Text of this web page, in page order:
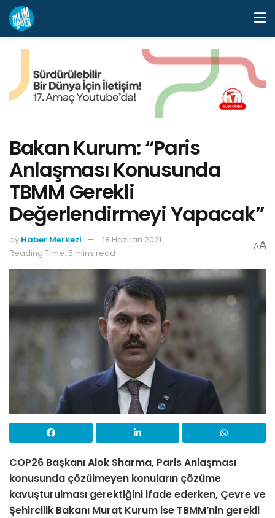
Bakan Kurum: “Paris
Anlaşması Konusunda
TBMM Gerekli
Değerlendirmeyi Yapacak”
by Haber Merkezi
18 Haziran 2021
Reading Time: 5 mins read
AA
COP26 Başkanı Alok Sharma, Paris Anlaşması
konusunda çözülmeyen konuların çözüme
kavuşturulması gerektiğini ifade ederken, Çevre ve
Şehircilik Bakanı Murat Kurum ise TBMM’nin gerekli